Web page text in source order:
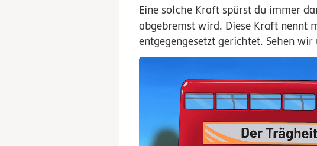
Eine solche Kraft spürst du immer
abgebremst wird. Diese Kraft nennt
entgegengesetzt gerichtet. Sehen wir